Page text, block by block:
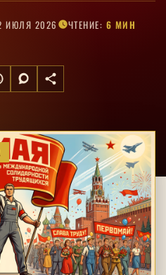
ИЮЛЯ 2026 ЧТЕНИЕ: 6 МИН